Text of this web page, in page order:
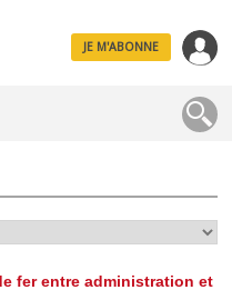
JE M'ABONNE
fer entre administration et